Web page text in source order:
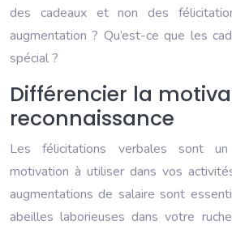
des cadeaux et non des
augmentation ? Qu’est-ce que les
spécial ?
Différencier la
reconnaissance
Les félicitations verbales sont
motivation à utiliser dans vos
augmentations de salaire sont
abeilles laborieuses dans votre